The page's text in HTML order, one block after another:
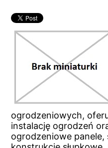
ogrodzeniowych,
instalację ogrodzeń
ogrodzeniowe